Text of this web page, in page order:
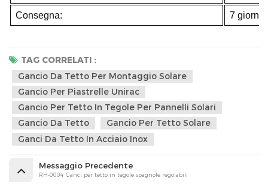
Consegna: 7 giorni
TAG CORRELATI :
Gancio Da Tetto Per Montaggio Solare
Gancio Per Piastrelle Unirac
Gancio Per Tetto In Tegole Per Pannelli Solari
Gancio Da Tetto
Gancio Per Tetto Solare
Ganci Da Tetto In Acciaio Inox
Messaggio Precedente
RH-0004 Ganci per tetto in tegole spagnole regolabili